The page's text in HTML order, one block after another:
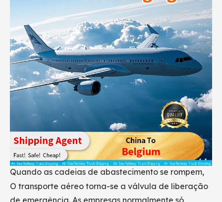
Quando as cadeias de abastecimento se rompem,
O transporte aéreo torna-se a válvula de liberação
de emergência. As empresas normalmente só